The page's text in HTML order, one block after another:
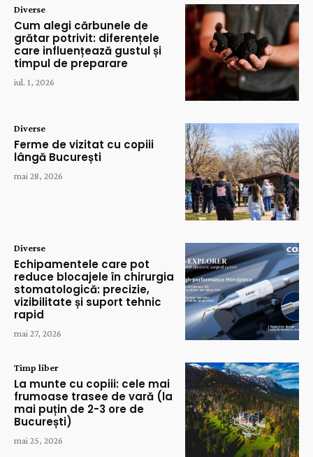
Diverse
Cum alegi cărbunele de
grătar potrivit: diferențele
care influențează gustul și
timpul de preparare
iul. 1, 2026
Diverse
Ferme de vizitat cu copiii
lângă București
mai 28, 2026
Diverse
Echipamentele care pot
reduce blocajele în chirurgia
stomatologică: precizie,
vizibilitate și suport tehnic
rapid
mai 27, 2026
Timp liber
La munte cu copiii: cele mai
frumoase trasee de vară (la
mai puțin de 2-3 ore de
București)
mai 25, 2026